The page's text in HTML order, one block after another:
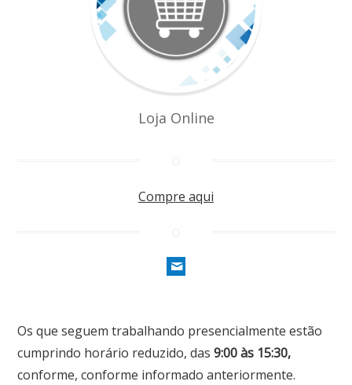
Loja Online
Compre aqui
Os que seguem trabalhando presencialmente estão
cumprindo horário reduzido, das9:00 às 15:30,
conforme, conforme informado anteriormente.